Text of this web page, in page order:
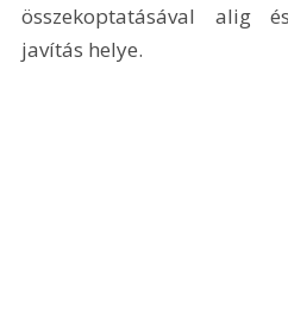
összekoptatásával alig
javítás helye.